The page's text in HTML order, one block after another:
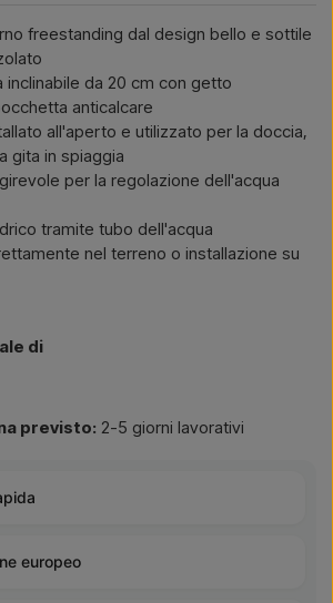
freestanding dal design bello e sottile
inclinabile da 20 cm con getto
anticalcare
all'aperto e utilizzato per la doccia,
gita in spiaggia
per la regolazione dell'acqua
tramite tubo dell'acqua
nel terreno o installazione su
di
previsto: 2-5 giorni lavorativi
europeo